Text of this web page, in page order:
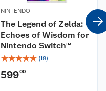
NINTENDO
The Legend of Zelda:
Echoes of Wisdom for
Nintendo Switch™
☆☆☆☆☆ (18)
59900